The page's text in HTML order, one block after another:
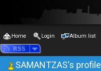
Home Login Album list
SAMANTZAS's profile